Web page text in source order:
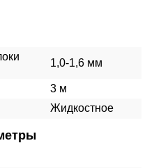
1,0-1,6 мм
3 м
Жидкостное